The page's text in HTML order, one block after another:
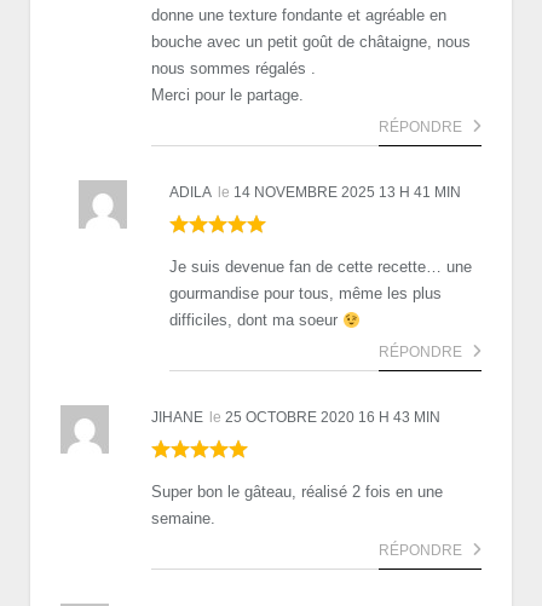
donne une texture fondante et agréable en
bouche avec un petit goût de châtaigne, nous
nous sommes régalés .
Merci pour le partage.
RÉPONDRE
ADILA le 14 NOVEMBRE 2025 13 H 41 MIN
Je suis devenue fan de cette recette… une
gourmandise pour tous, même les plus
difficiles, dont ma soeur
RÉPONDRE
JIHANE le 25 OCTOBRE 2020 16 H 43 MIN
Super bon le gâteau, réalisé 2 fois en une
semaine.
RÉPONDRE